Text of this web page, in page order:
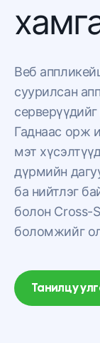
Веб
суурилсан
Гаднаас орж
мэт
дүрмийн
ба нийтлэг
болон Cross-
боломжийг